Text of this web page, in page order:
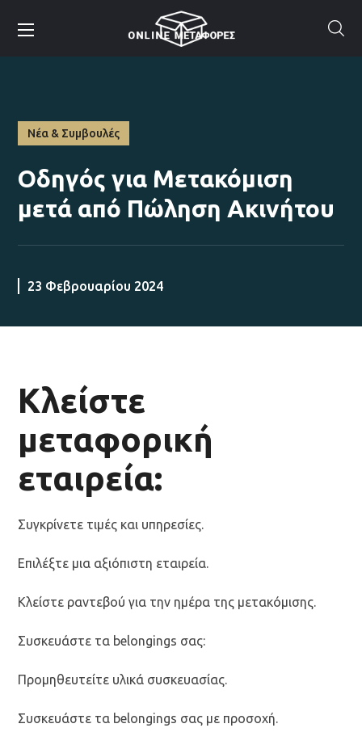
Νέα & Συμβουλές
Οδηγός για Μετακόμιση
μετά από Πώληση Ακινήτου
23 Φεβρουαρίου 2024
Κλείστε
μεταφορική
εταιρεία:
Συγκρίνετε τιμές και υπηρεσίες.
Επιλέξτε μια αξιόπιστη εταιρεία.
Κλείστε ραντεβού για την ημέρα της μετακόμισης.
Συσκευάστε τα belongings σας:
Προμηθευτείτε υλικά συσκευασίας.
Συσκευάστε τα belongings σας με προσοχή.